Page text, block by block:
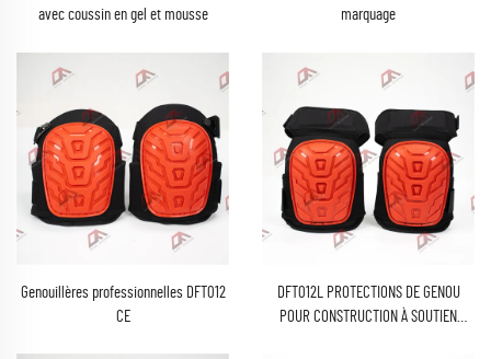
avec coussin en gel et mousse
marquage
Genouillères professionnelles DFT012
CE
DFT012L PROTECTIONS DE GENOU
POUR CONSTRUCTION À SOUTIEN